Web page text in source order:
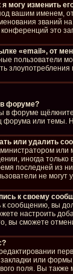
я могу изменить
вашим именем,
званий
это
«email», от
пользователи
в форуме?
в форуме
форума или темы.
или удалить
иногда только
последней из
не могут
к своему
сообщению, вы
настроить
вы сможете
или
поля. Вы